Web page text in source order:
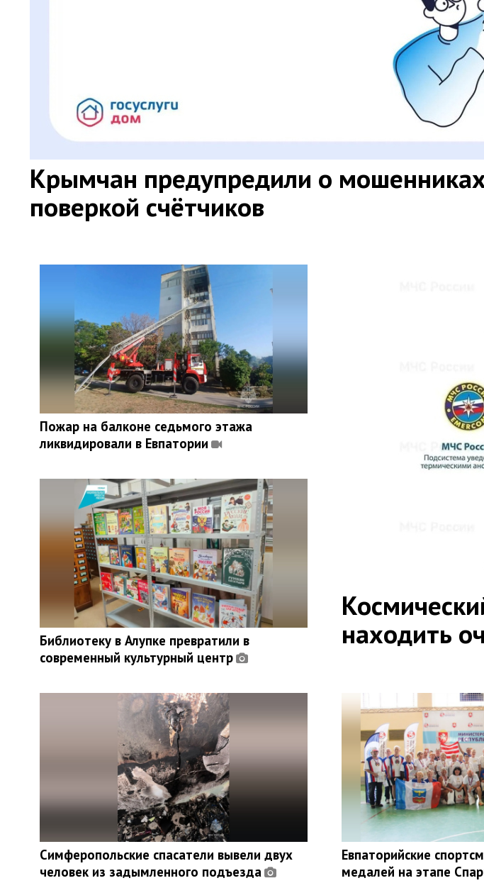
Крымчан предупредили о
поверкой счётчиков
находить
Пожар на балконе седьмого этажа
ликвидировали в Евпатории
Библиотеку в Алупке превратили в
современный культурный центр
Симферопольские спасатели вывели двух
человек из задымленного подъезда
Евпаторийские
медалей на этапе